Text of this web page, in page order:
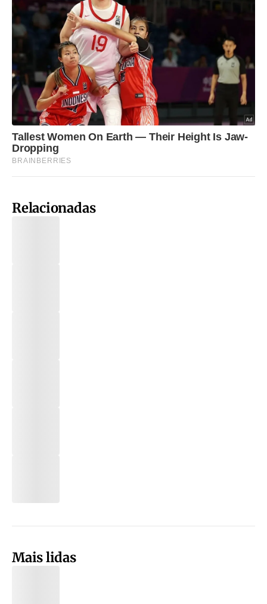
Relacionadas
Mais lidas